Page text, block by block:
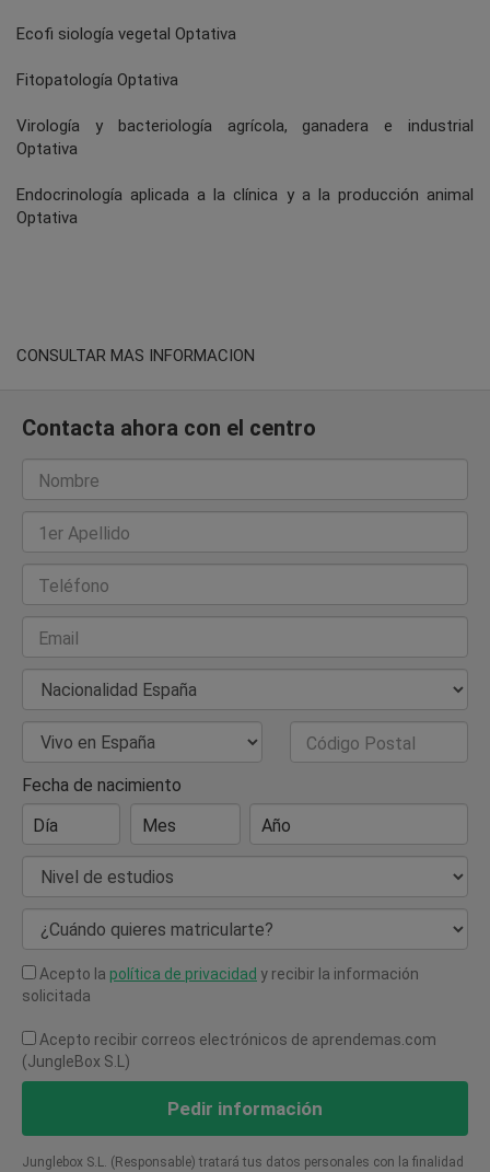
Ecofi siología vegetal Optativa
Fitopatología Optativa
Virología y bacteriología agrícola, ganadera e industrial
Optativa
Endocrinología aplicada a la clínica y a la producción animal
Optativa
CONSULTAR MAS INFORMACION
Contacta ahora con el centro
Nombre
1er Apellido
Teléfono
Email
Nacionalidad
País de Residencia
Código Postal
Fecha de nacimiento
Día
Mes Año
Nivel de estudios
¿Cuándo quieres matricularte?
Acepto la política de privacidad y recibir la información
solicitada
Acepto recibir correos electrónicos de aprendemas.com
(JungleBox S.L)
Pedir información
Junglebox S.L. (Responsable) tratará tus datos personales con la finalidad